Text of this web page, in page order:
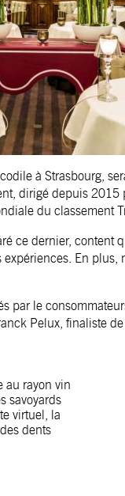
à Strasbourg,
dirigé depuis
du classement
ce dernier, content
En
par le
Pelux, finaliste
au rayon vin
savoyards
virtuel, la
dents